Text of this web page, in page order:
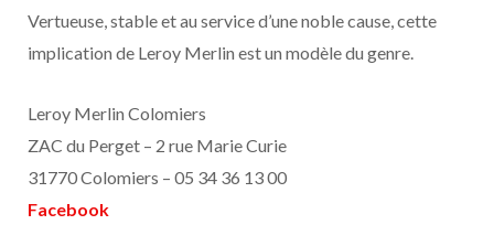
Vertueuse, stable et au service d’une noble cause, cette
implication de Leroy Merlin est un modèle du genre.
Leroy Merlin Colomiers
ZAC du Perget – 2 rue Marie Curie
31770 Colomiers – 05 34 36 13 00
Facebook